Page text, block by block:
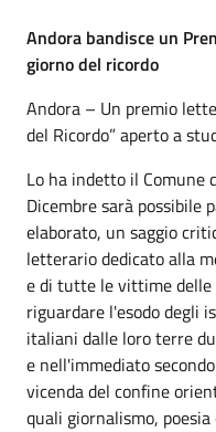
Andora bandisce un
giorno del ricordo
Andora – Un premio
del Ricordo” aperto a
Lo ha indetto il Comune
Dicembre sarà possibile
elaborato, un saggio
letterario dedicato alla
e di tutte le vittime
riguardare l'esodo degli
italiani dalle loro terre
e nell'immediato
vicenda del confine
quali giornalismo, poesia